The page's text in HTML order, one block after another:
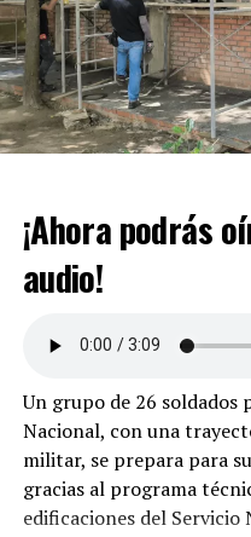
¡Ahora podrás
audio!
Un grupo de 26 soldados
Nacional, con una
militar, se prepara para
gracias al programa
edificaciones del